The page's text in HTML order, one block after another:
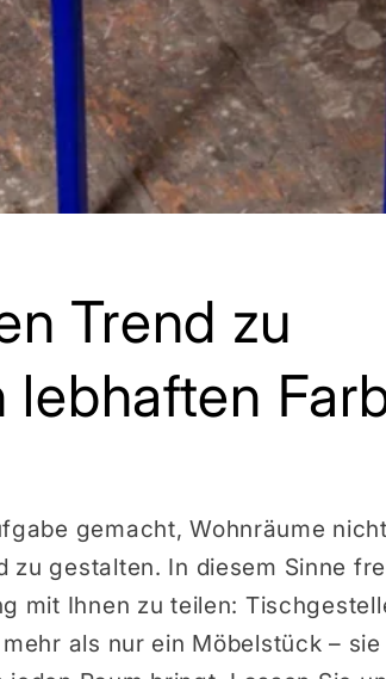
Trend zu
gemacht, Wohnräume
gestalten. In diesem Sinne
mit Ihnen zu teilen:
als nur ein Möbelstück –